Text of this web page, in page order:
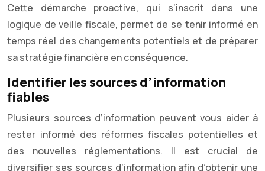
Cette démarche proactive, qui s’inscrit dans une
logique de veille fiscale, permet de se tenir informé en
temps réel des changements potentiels et de préparer
sa stratégie financière en conséquence.
Identifier les sources d’information
fiables
Plusieurs sources d’information peuvent vous aider à
rester informé des réformes fiscales potentielles et
des nouvelles réglementations. Il est crucial de
diversifier ses sources d’information afin d’obtenir une